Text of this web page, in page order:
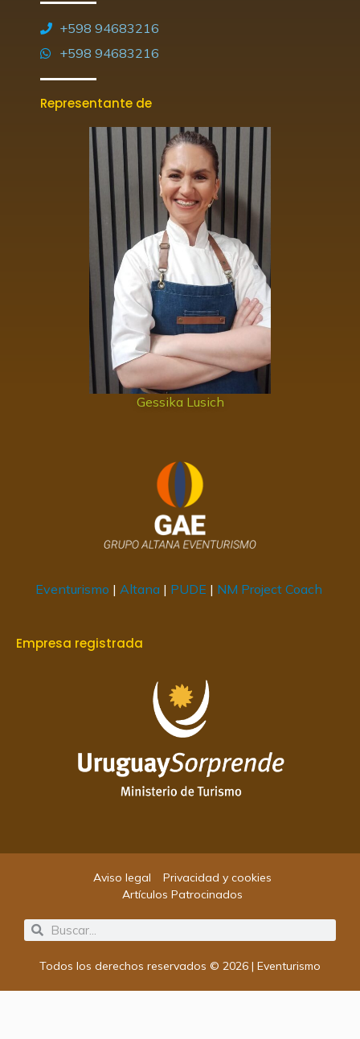
+598 94683216
+598 94683216
Representante de
Gessika Lusich
Eventurismo | Altana | PUDE | NM Project Coach
Empresa registrada
Todos los derechos reservados © 2026 | Eventurismo
SearchSearch
Aviso legal
Privacidad y cookies
Artículos Patrocinados